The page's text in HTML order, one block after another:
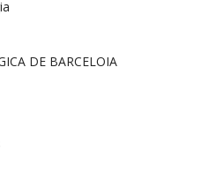
DE BARCELOIA